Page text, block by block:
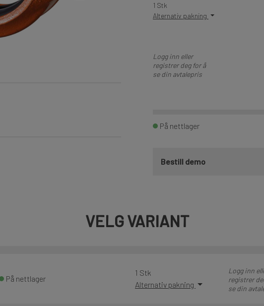
1 Stk
Alternativ pakning
Logg inn eller
registrer deg for å
se din avtalepris
På nettlager
Bestill demo
VELG VARIANT
På nettlager
1 Stk
Alternativ pakning
Logg inn
registrer
se din